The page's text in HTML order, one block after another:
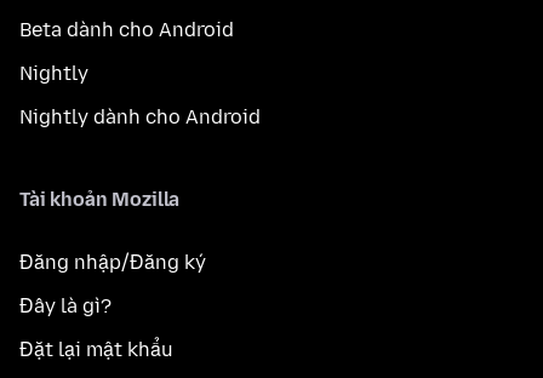
Beta dành cho Android
Nightly
Nightly dành cho Android
Tài khoản Mozilla
Đăng nhập/Đăng ký
Đây là gì?
Đặt lại mật khẩu